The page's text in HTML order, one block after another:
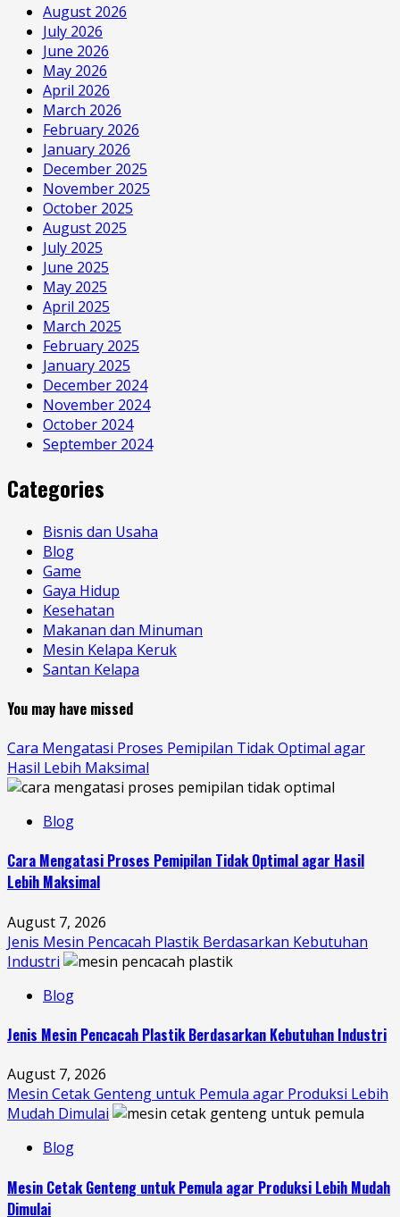
August 2026
July 2026
June 2026
May 2026
April 2026
March 2026
February 2026
January 2026
December 2025
November 2025
October 2025
August 2025
July 2025
June 2025
May 2025
April 2025
March 2025
February 2025
January 2025
December 2024
November 2024
October 2024
September 2024
Categories
Bisnis dan Usaha
Blog
Game
Gaya Hidup
Kesehatan
Makanan dan Minuman
Mesin Kelapa Keruk
Santan Kelapa
You may have missed
Cara Mengatasi Proses Pemipilan Tidak Optimal agar
Hasil Lebih Maksimal
Blog
Cara Mengatasi Proses Pemipilan Tidak Optimal agar Hasil
Lebih Maksimal
August 7, 2026
Jenis Mesin Pencacah Plastik Berdasarkan Kebutuhan
Industri
Blog
Jenis Mesin Pencacah Plastik Berdasarkan Kebutuhan Industri
August 7, 2026
Mesin Cetak Genteng untuk Pemula agar Produksi Lebih
Mudah Dimulai
Blog
Mesin Cetak Genteng untuk Pemula agar Produksi Lebih Mudah
Dimulai